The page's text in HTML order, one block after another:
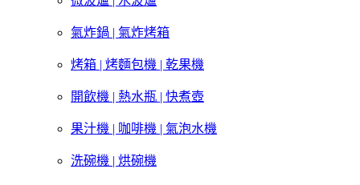
氣炸鍋 | 氣炸烤箱
烤箱 | 烤麵包機 | 乾果機
開飲機 | 熱水瓶 | 快煮壺
果汁機 | 咖啡機 | 氣泡水機
洗碗機 | 烘碗機